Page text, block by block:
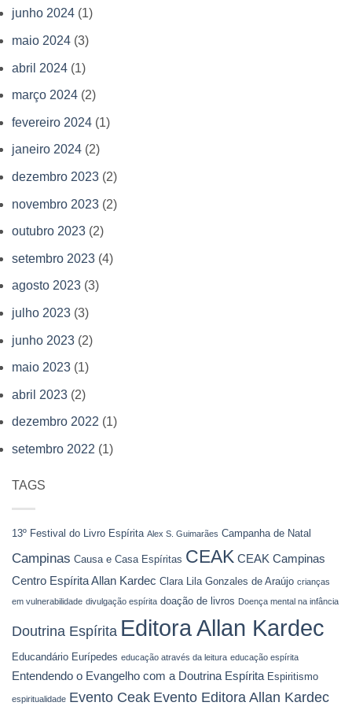
junho 2024 (1)
maio 2024 (3)
abril 2024 (1)
março 2024 (2)
fevereiro 2024 (1)
janeiro 2024 (2)
dezembro 2023 (2)
novembro 2023 (2)
outubro 2023 (2)
setembro 2023 (4)
agosto 2023 (3)
julho 2023 (3)
junho 2023 (2)
maio 2023 (1)
abril 2023 (2)
dezembro 2022 (1)
setembro 2022 (1)
TAGS
13º Festival do Livro Espírita Alex S. Guimarães Campanha de Natal
Campinas Causa e Casa Espíritas CEAK CEAK Campinas
Centro Espírita Allan Kardec Clara Lila Gonzales de Araújo crianças
em vulnerabilidade divulgação espírita doação de livros Doença mental na infância
Doutrina Espírita Editora Allan Kardec
Educandário Eurípedes educação através da leitura educação espírita
Entendendo o Evangelho com a Doutrina Espírita Espiritismo
espiritualidade Evento Ceak Evento Editora Allan Kardec